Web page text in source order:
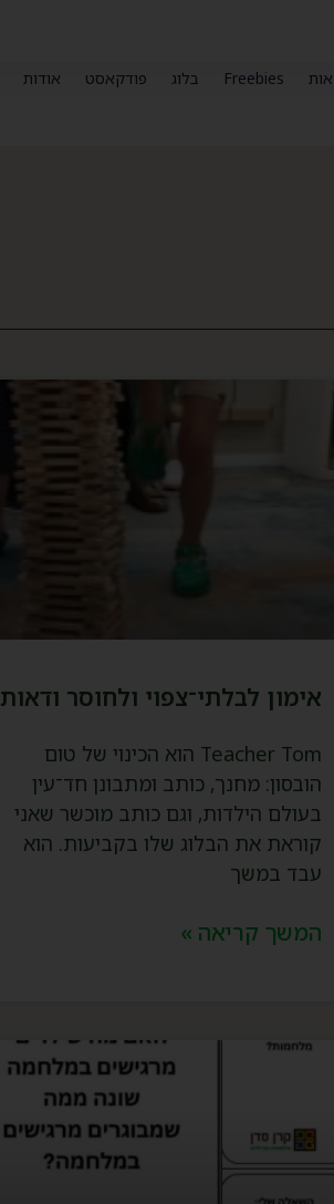
Freebies בלוג פודקאסט אודות
אימון לבלתי־צפוי ולחוסר ודאות
Teacher Tom הוא הכינוי של טום
הובסון: מחנך, כותב ומתבונן חד־עין
בעולם הילדות, וגם כותב מוכשר שאני
קוראת את הבלוג שלו בקביעות. הוא
עבד במשך
המשך קריאה »